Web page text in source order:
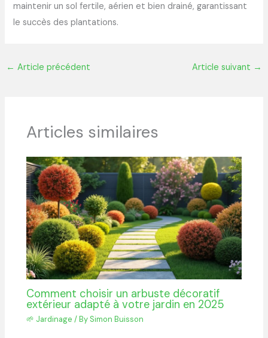
maintenir un sol fertile, aérien et bien drainé, garantissant
le succès des plantations.
← Article précédent Article suivant →
Articles similaires
Comment choisir un arbuste décoratif
extérieur adapté à votre jardin en 2025
🌱 Jardinage / By Simon Buisson